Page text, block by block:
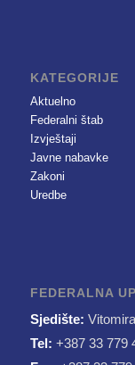
KATEGORIJE
Aktuelno
Federalni štab
Izvještaji
Javne nabavke
Zakoni
Uredbe
FEDERALNA
Sjedište:
Tel: +387 33 779